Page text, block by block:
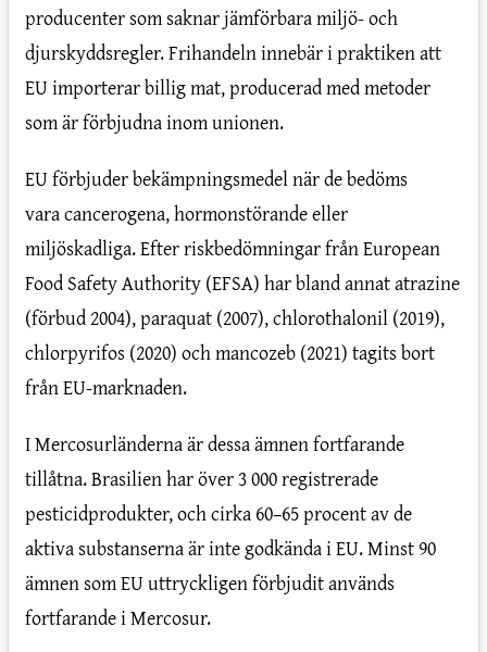
producenter som saknar jämförbara miljö- och
djurskyddsregler. Frihandeln innebär i praktiken att
EU importerar billig mat, producerad med metoder
som är förbjudna inom unionen.
EU förbjuder bekämpningsmedel när de bedöms
vara cancerogena, hormonstörande eller
miljöskadliga. Efter riskbedömningar från European
Food Safety Authority (EFSA) har bland annat atrazine
(förbud 2004), paraquat (2007), chlorothalonil (2019),
chlorpyrifos (2020) och mancozeb (2021) tagits bort
från EU-marknaden.
I Mercosurländerna är dessa ämnen fortfarande
tillåtna. Brasilien har över 3 000 registrerade
pesticidprodukter, och cirka 60–65 procent av de
aktiva substanserna är inte godkända i EU. Minst 90
ämnen som EU uttryckligen förbjudit används
fortfarande i Mercosur.